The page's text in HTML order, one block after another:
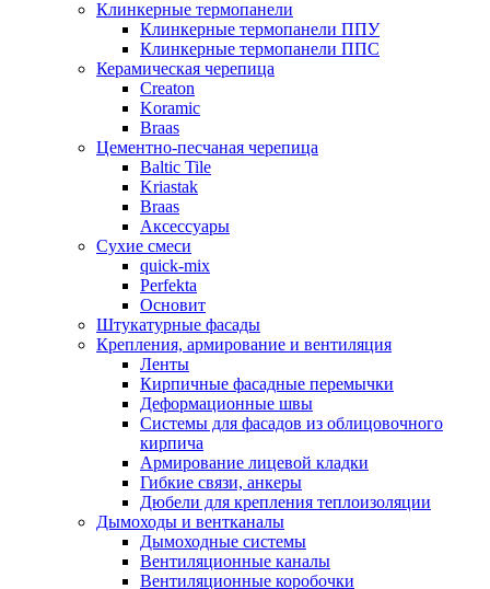
Клинкерные термопанели
Клинкерные термопанели ППУ
Клинкерные термопанели ППC
Керамическая черепица
Creaton
Koramic
Braas
Цементно-песчаная черепица
Baltic Tile
Kriastak
Braas
Аксессуары
Сухие смеси
quick-mix
Perfekta
Основит
Штукатурные фасады
Крепления, армирование и вентиляция
Ленты
Кирпичные фасадные перемычки
Деформационные швы
Системы для фасадов из облицовочного
кирпича
Армирование лицевой кладки
Гибкие связи, анкеры
Дюбели для крепления теплоизоляции
Дымоходы и вентканалы
Дымоходные системы
Вентиляционные каналы
Вентиляционные коробочки